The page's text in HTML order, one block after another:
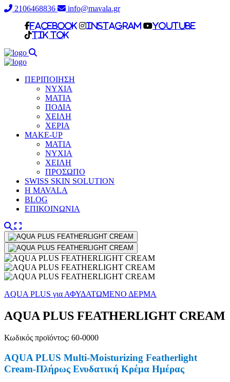
2106468836 info@mavala.gr
facebook Instagram
Youtube
Tik Tok
ΠΕΡΙΠΟΙΗΣΗ
ΝΥΧΙΑ
ΜΑΤΙΑ
ΠΟΔΙΑ
ΧΕΙΛΗ
ΧΕΡΙΑ
MAKE-UP
ΜΑΤΙΑ
NYXIA
ΧΕΙΛΗ
ΠΡΟΣΩΠΟ
SWISS SKIN SOLUTION
H MAVALA
BLOG
ΕΠΙΚΟΙΝΩΝΙΑ
AQUA PLUS για ΑΦΥΔΑΤΩΜΕΝΟ ΔΕΡΜΑ
AQUA PLUS FEATHERLIGHT CREAM
Κωδικός προϊόντος: 60-0000
AQUA PLUS Multi-Moisturizing Featherlight
Cream-Πλήρως Ενυδατική Κρέμα Ημέρας